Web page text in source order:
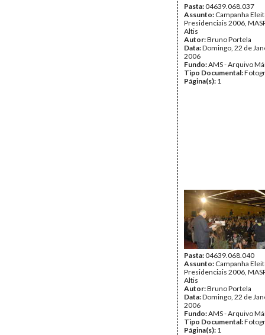
Pasta:04639.068.037
Assunto: Campanha
Presidenciais 2006,
Altis
Autor:Bruno Portela
Data:Domingo, 22 de
2006
Fundo:AMS - Arquivo
Tipo Documental:
Página(s): 1
Pasta:04639.068.040
Assunto: Campanha
Presidenciais 2006,
Altis
Autor:Bruno Portela
Data:Domingo, 22 de
2006
Fundo:AMS - Arquivo
Tipo Documental:
Página(s): 1